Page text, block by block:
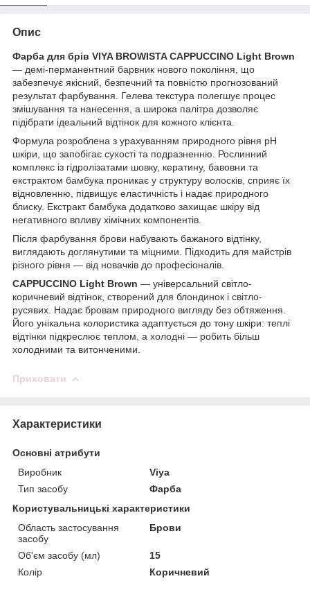
Опис
Фарба для брів VIYA BROWISTA CAPPUCCINO Light Brown
— демі-перманентний барвник нового покоління, що
забезпечує якісний, безпечний та повністю прогнозований
результат фарбування. Гелева текстура полегшує процес
змішування та нанесення, а широка палітра дозволяє
підібрати ідеальний відтінок для кожного клієнта.
Формула розроблена з урахуванням природного рівня pH
шкіри, що запобігає сухості та подразненню. Рослинний
комплекс із гідролізатами шовку, кератину, бавовни та
екстрактом бамбука проникає у структуру волосків, сприяє їх
відновленню, підвищує еластичність і надає природного
блиску. Екстракт бамбука додатково захищає шкіру від
негативного впливу хімічних компонентів.
Після фарбування брови набувають бажаного відтінку,
виглядають доглянутими та міцними. Підходить для майстрів
різного рівня — від новачків до професіоналів.
CAPPUCCINO Light Brown — універсальний світло-
коричневий відтінок, створений для блондинок і світло-
русявих. Надає бровам природного вигляду без обтяження.
Його унікальна колористика адаптується до тону шкіри: теплі
відтінки підкреслює теплом, а холодні — робить більш
холодними та витонченими.
Приховати
Характеристики
Основні атрибути
Виробник
Viya
Тип засобу
Фарба
Користувальницькі характеристики
Область застосування
засобу
Брови
Об'єм засобу (мл)
15
Колір
Коричневий